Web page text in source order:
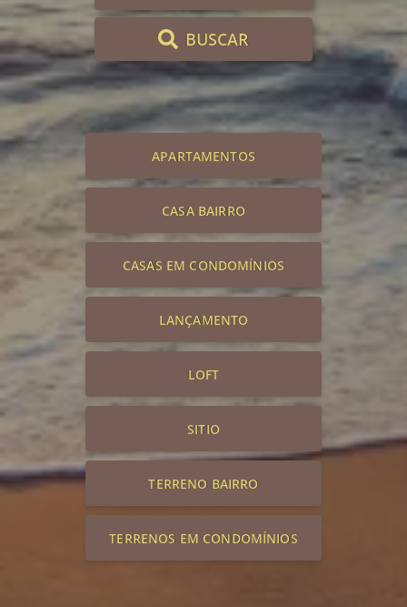
BUSCAR
APARTAMENTOS
CASA BAIRRO
CASAS EM CONDOMÍNIOS
LANÇAMENTO
LOFT
SITIO
TERRENO BAIRRO
TERRENOS EM CONDOMÍNIOS